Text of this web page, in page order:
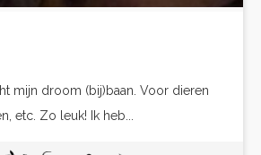
mijn droom (bij)baan. Voor dieren
etc. Zo leuk! Ik heb...